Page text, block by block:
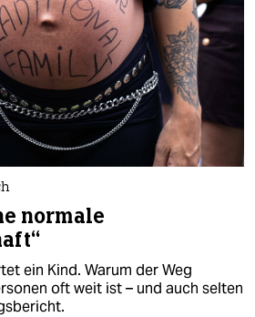
normale
ein Kind. Warum der Weg
oft weit ist – und auch selten